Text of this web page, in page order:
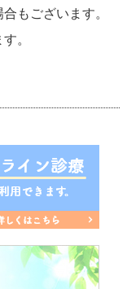
もございます。
。